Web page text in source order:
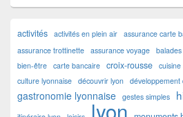
activités activités en plein air assurance carte
assurance trottinette assurance voyage
bien-être carte bancaire croix-rousse cuisine
culture lyonnaise découvrir lyon développement
gastronomie lyonnaise gestes simples
lyon